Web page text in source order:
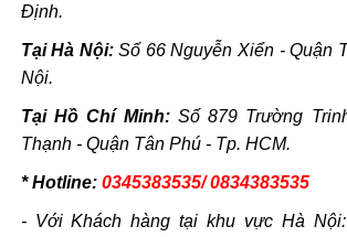
Định.
Tại Hà Nội:Số 66 Nguyễn Xiển - Quận
Nội.
Tại Hồ Chí Minh:Số 879 Trường
Thạnh - Quận Tân Phú - Tp. HCM.
* Hotline: 0345383535/ 0834383535
- Với Khách hàng tại khu vực Hà